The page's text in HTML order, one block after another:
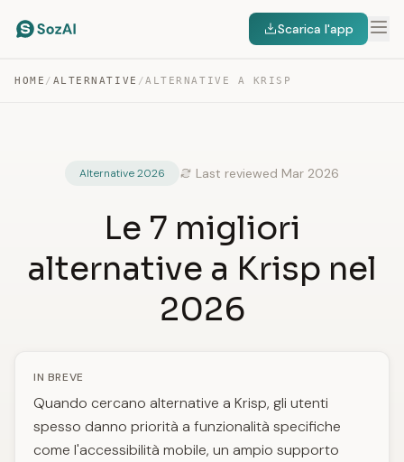
Scarica l'app
HOME / ALTERNATIVE /ALTERNATIVE A KRISP
Alternative 2026 Last reviewed Mar 2026
Le 7 migliori
alternative a Krisp nel
2026
IN BREVE
Quando cercano alternative a Krisp, gli utenti
spesso danno priorità a funzionalità specifiche
come l'accessibilità mobile, un ampio supporto